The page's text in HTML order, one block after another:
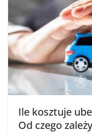
Ile kosztuje
Od czego